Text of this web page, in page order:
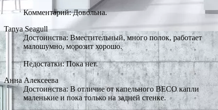
Комментарий: Довольна.
Tanya Seagull
Достоинства: Вместительный, много полок, работает
малошумно, морозит хорошо.
Недостатки: Пока нет.
Анна Алексеева
Достоинства: В отличие от капельного BECO капли
маленькие и пока только на задней стенке.